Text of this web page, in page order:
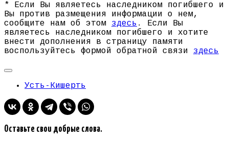
* Если Вы являетесь наследником погибшего и
Вы против размещения информации о нем,
сообщите нам об этом здесь . Если Вы
являетесь наследником погибшего и хотите
внести дополнения в страницу памяти
воспользуйтесь формой обратной связи здесь
Усть-Кишерть
Оставьте свои добрые слова.